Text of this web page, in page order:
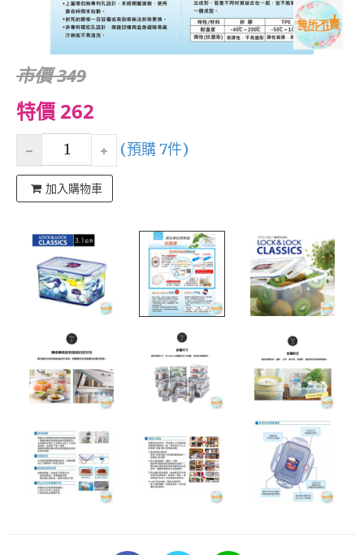
市價 349
特價 262
(預購 7件)
加入購物車